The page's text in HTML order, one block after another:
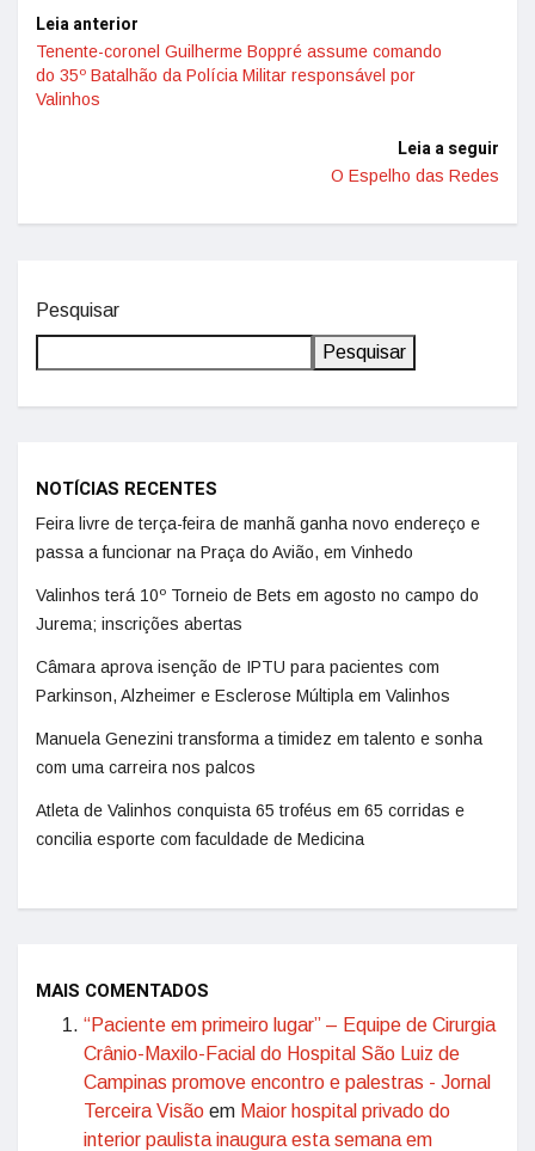
Leia anterior
Tenente-coronel Guilherme Boppré assume comando
do 35º Batalhão da Polícia Militar responsável por
Valinhos
Leia a seguir
O Espelho das Redes
Pesquisar
Pesquisar
NOTÍCIAS RECENTES
Feira livre de terça-feira de manhã ganha novo endereço e
passa a funcionar na Praça do Avião, em Vinhedo
Valinhos terá 10º Torneio de Bets em agosto no campo do
Jurema; inscrições abertas
Câmara aprova isenção de IPTU para pacientes com
Parkinson, Alzheimer e Esclerose Múltipla em Valinhos
Manuela Genezini transforma a timidez em talento e sonha
com uma carreira nos palcos
Atleta de Valinhos conquista 65 troféus em 65 corridas e
concilia esporte com faculdade de Medicina
MAIS COMENTADOS
“Paciente em primeiro lugar” – Equipe de Cirurgia
Crânio-Maxilo-Facial do Hospital São Luiz de
Campinas promove encontro e palestras - Jornal
Terceira Visão em Maior hospital privado do
interior paulista inaugura esta semana em